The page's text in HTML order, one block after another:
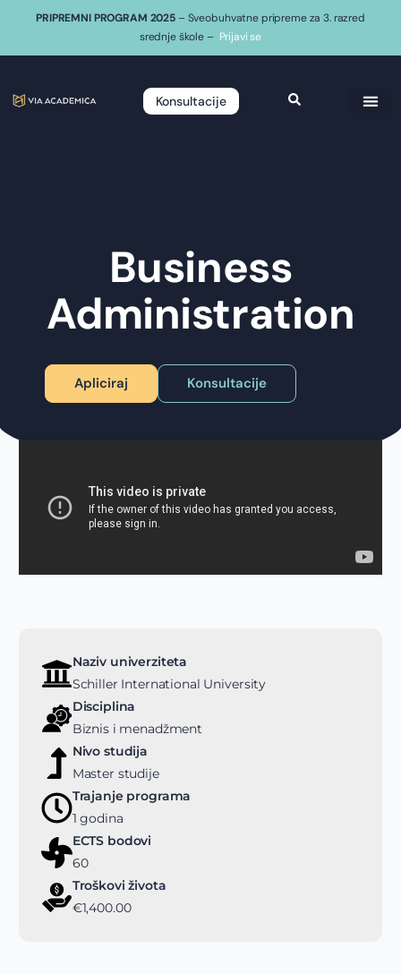
PRIPREMNI PROGRAM 2025 – Sveobuhvatne pripreme za 3. razred
srednje škole – Prijavi se
Konsultacije
Business
Administration
Apliciraj Konsultacije
Naziv univerziteta
Schiller International University
Disciplina
Biznis i menadžment
Nivo studija
Master studije
Trajanje programa
1 godina
ECTS bodovi
60
Troškovi života
€1,400.00